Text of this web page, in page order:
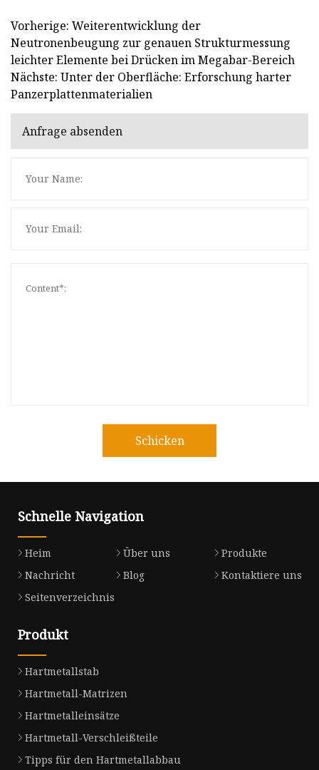
Vorherige: Weiterentwicklung der
Neutronenbeugung zur genauen Strukturmessung
leichter Elemente bei Drücken im Megabar-Bereich
Nächste: Unter der Oberfläche: Erforschung harter
Panzerplattenmaterialien
Anfrage absenden
Schicken
Schnelle Navigation
Heim Über uns
Produkte
Nachricht
Blog
Kontaktiere uns
Seitenverzeichnis
Produkt
Hartmetallstab
Hartmetall-Matrizen
Hartmetalleinsätze
Hartmetall-Verschleißteile
Tipps für den Hartmetallabbau